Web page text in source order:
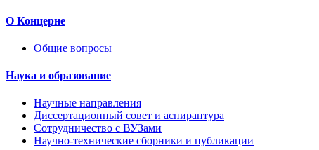
О Концерне
Общие вопросы
Наука и образование
Научные направления
Диссертационный совет и аспирантура
Сотрудничество с ВУЗами
Научно-технические сборники и публикации